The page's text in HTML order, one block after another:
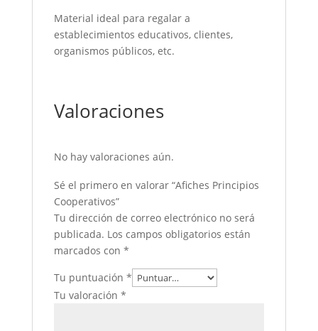
Material ideal para regalar a
establecimientos educativos, clientes,
organismos públicos, etc.
Valoraciones
No hay valoraciones aún.
Sé el primero en valorar “Afiches Principios
Cooperativos”
Tu dirección de correo electrónico no será
publicada. Los campos obligatorios están
marcados con *
Tu puntuación *
Tu valoración *